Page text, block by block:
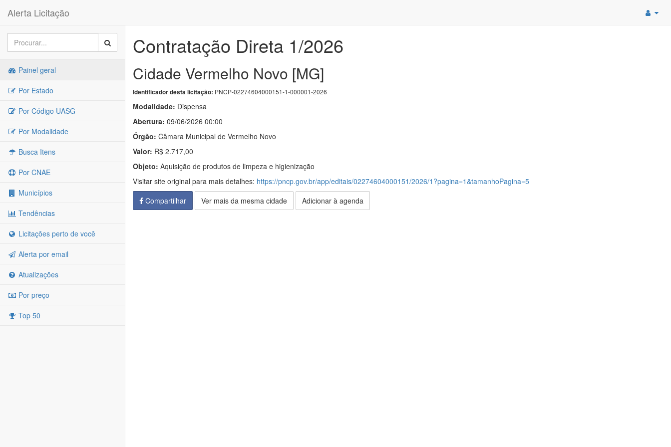
Alerta Licitação
Painel geral
Por Estado
Por Código UASG
Por Modalidade
Busca Itens
Por CNAE
Municípios
Tendências
Licitações perto de você
Alerta por email
Atualizações
Por preço
Top 50
Contratação Direta 1/2026
Cidade Vermelho Novo [MG]
Identificador desta licitação: PNCP-02274604000151-1-000001-2026
Modalidade: Dispensa
Abertura: 09/06/2026 00:00
Órgão: Câmara Municipal de Vermelho Novo
Valor: R$ 2.717,00
Objeto: Aquisição de produtos de limpeza e higienização
Visitar site original para mais detalhes: https://pncp.gov.br/app/editais/02274604000151/2026/1?pagina=1&tamanhoPagina=5
Compartilhar
Ver mais da mesma cidade Adicionar à agenda